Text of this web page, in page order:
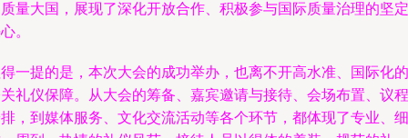
量大国，展现了深化开放合作、积极参与国际质量治理的坚定
。
一提的是，本次大会的成功举办，也离不开高水准、国际化的
礼仪保障。从大会的筹备、嘉宾邀请与接待、会场布置、议程
，到媒体服务、文化交流活动等各个环节，都体现了专业、细